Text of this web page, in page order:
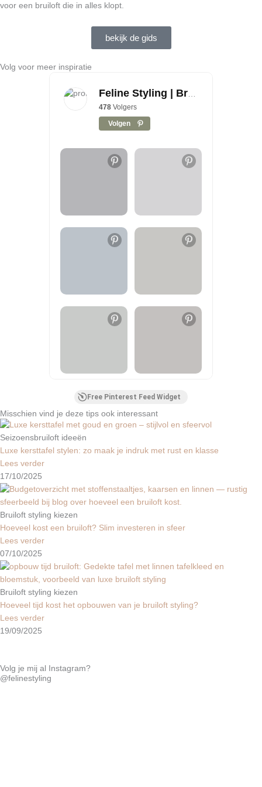
voor een bruiloft die in alles klopt.
bekijk de gids
Volg voor meer inspiratie
478 Volgers
Volgen
Free Pinterest Feed Widget
Misschien vind je deze tips ook interessant
Seizoensbruiloft ideeën
Luxe kersttafel stylen: zo maak je indruk met rust en klasse
Lees verder
17/10/2025
Bruiloft styling kiezen
Hoeveel kost een bruiloft? Slim investeren in sfeer
Lees verder
07/10/2025
Bruiloft styling kiezen
Hoeveel tijd kost het opbouwen van je bruiloft styling?
Lees verder
19/09/2025
Volg je mij al Instagram?
@felinestyling